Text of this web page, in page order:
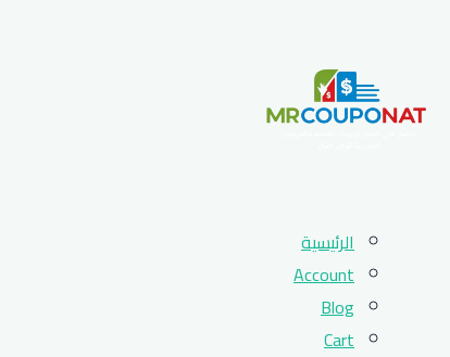
الرئيسية
Account
Blog
Cart